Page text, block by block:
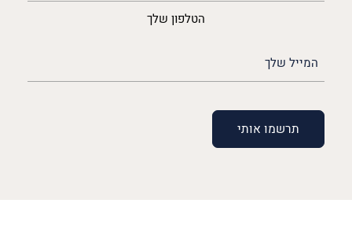
הטלפון שלך
(חובה)